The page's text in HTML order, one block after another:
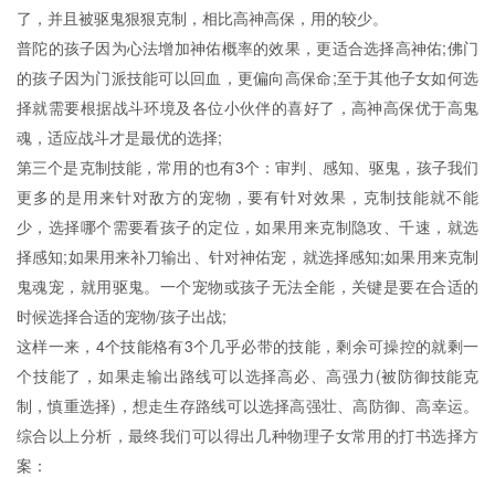
了，并且被驱鬼狠狠克制，相比高神高保，用的较少。
普陀的孩子因为心法增加神佑概率的效果，更适合选择高神佑;佛门
的孩子因为门派技能可以回血，更偏向高保命;至于其他子女如何选
择就需要根据战斗环境及各位小伙伴的喜好了，高神高保优于高鬼
魂，适应战斗才是最优的选择;
第三个是克制技能，常用的也有3个：审判、感知、驱鬼，孩子我们
更多的是用来针对敌方的宠物，要有针对效果，克制技能就不能
少，选择哪个需要看孩子的定位，如果用来克制隐攻、千速，就选
择感知;如果用来补刀输出、针对神佑宠，就选择感知;如果用来克制
鬼魂宠，就用驱鬼。一个宠物或孩子无法全能，关键是要在合适的
时候选择合适的宠物/孩子出战;
这样一来，4个技能格有3个几乎必带的技能，剩余可操控的就剩一
个技能了，如果走输出路线可以选择高必、高强力(被防御技能克
制，慎重选择)，想走生存路线可以选择高强壮、高防御、高幸运。
综合以上分析，最终我们可以得出几种物理子女常用的打书选择方
案：